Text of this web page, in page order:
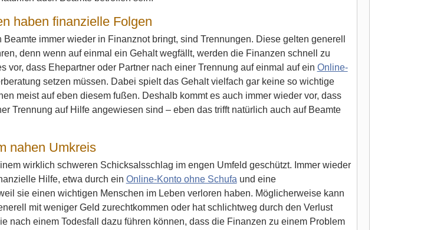
haben finanzielle Folgen
immer wieder in Finanznot bringt, sind Trennungen. Diese gelten generell
denn wenn auf einmal ein Gehalt wegfällt, werden die Finanzen schnell zu
vor, dass Ehepartner oder Partner nach einer Trennung auf einmal auf ein Online-
setzen müssen. Dabei spielt das Gehalt vielfach gar keine so wichtige
meist auf eben diesem fußen. Deshalb kommt es auch immer wieder vor, dass
Trennung auf Hilfe angewiesen sind – eben das trifft natürlich auch auf Beamte
nahen Umkreis
wirklich schweren Schicksalsschlag im engen Umfeld geschützt. Immer wieder
Hilfe, etwa durch ein Online-Konto ohne Schufa und eine
sie einen wichtigen Menschen im Leben verloren haben. Möglicherweise kann
mit weniger Geld zurechtkommen oder hat schlichtweg durch den Verlust
nach einem Todesfall dazu führen können, dass die Finanzen zu einem Problem